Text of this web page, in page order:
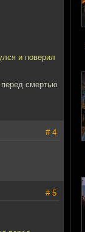
и поверил
перед смертью
# 4
# 5